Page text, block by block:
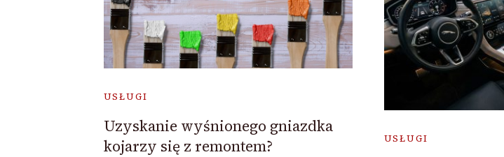
USŁUGI
Uzyskanie wyśnionego gniazdka
kojarzy się z remontem?
USŁUGI